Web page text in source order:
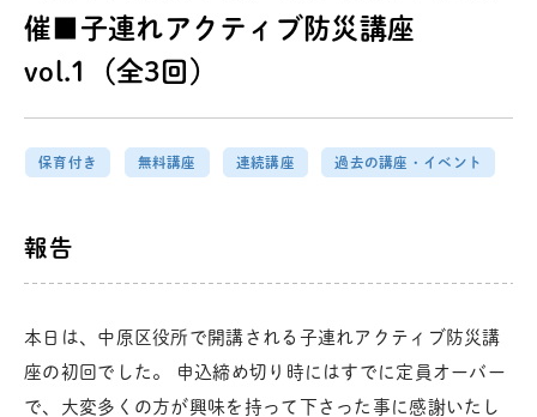
お問い合わせ
催■子連れアクティブ防災講座
vol.1（全3回）
保育付き 無料講座 連続講座 過去の講座・イベント
報告
本日は、中原区役所で開講される子連れアクティブ防災講
座の初回でした。 申込締め切り時にはすでに定員オーバー
で、大変多くの方が興味を持って下さった事に感謝いたし